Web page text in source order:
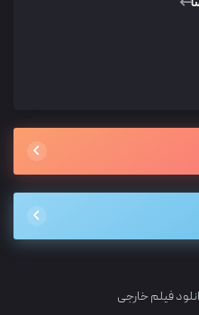
فیلم خارجی